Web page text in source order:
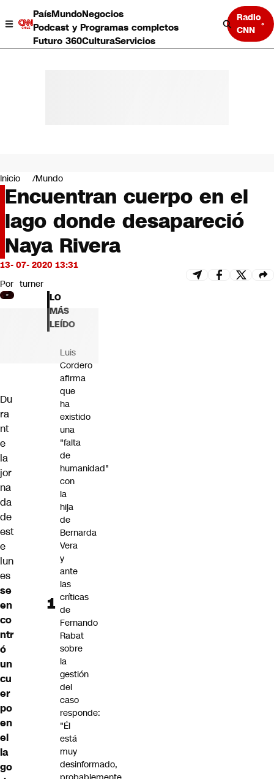
PaísMundoNegocios
Podcast y Programas completos
Futuro 360CulturaServicios
Radio
CNN
Negocios
Deportes
Programas completos
Cultura
Servicios
Bits
CNN Data
CNN tiempo
Futuro 360
Opinión
Inicio Mundo
Encuentran cuerpo en el
lago donde desapareció
Naya Rivera
13- 07- 2020 13:31
Por turner
Du
ra
nt
e
la
jor
na
da
de
est
e
lun
es
se
en
co
ntr
ó
un
cu
er
po
en
el
la
go
LO
MÁS
LEÍDO
Luis
Cordero
afirma
que
ha
existido
una
"falta
de
humanidad"
con
la
hija
de
Bernarda
Vera
y
ante
las
críticas
de
Fernando
Rabat
sobre
la
gestión
del
caso
responde:
"Él
está
muy
desinformado,